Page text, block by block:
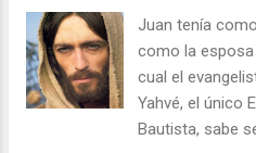
tanto a la
predicadores.
por los
predicadores y
ayudásemos
Juan tenía
como la
cual el
Yahvé, el único
Bautista, sabe